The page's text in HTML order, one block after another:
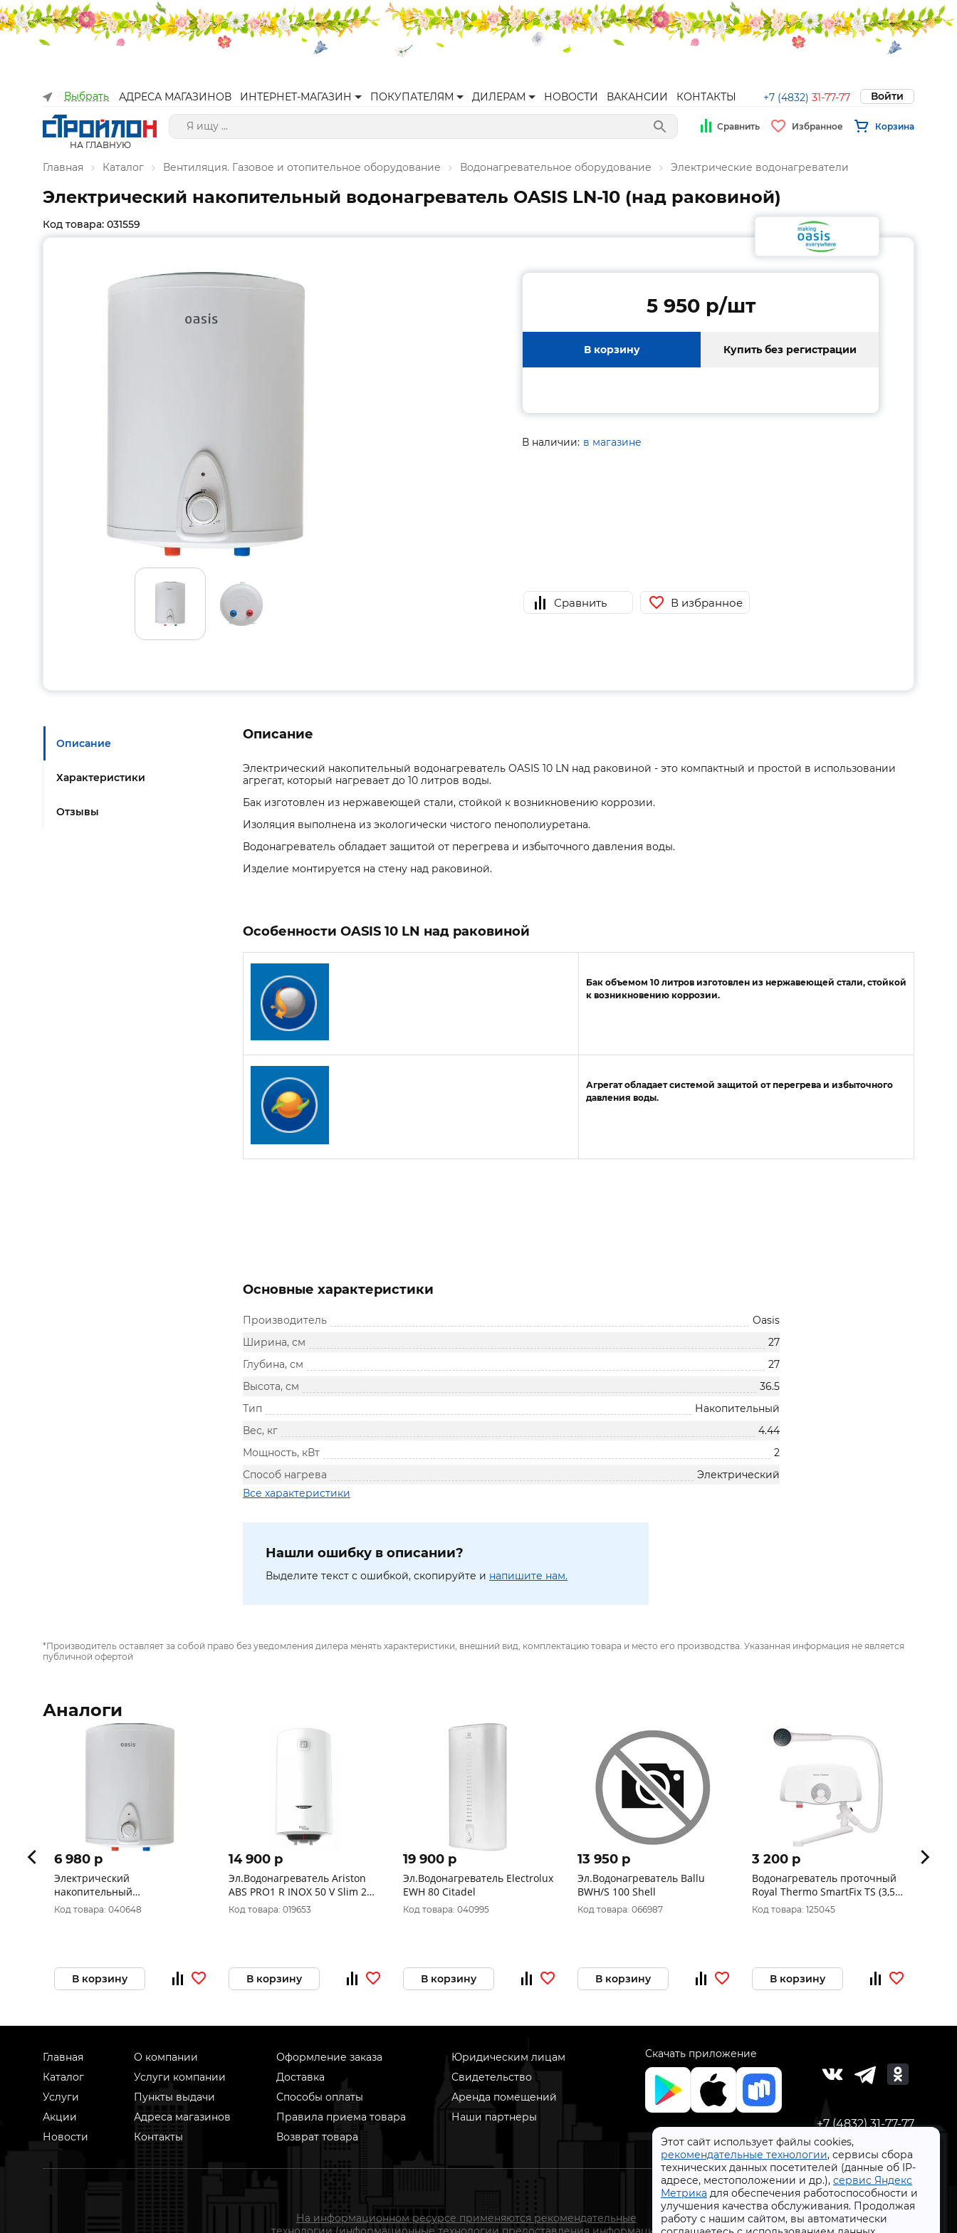
Выбрать АДРЕСА МАГАЗИНОВ ИНТЕРНЕТ-МАГАЗИН ПОКУПАТЕЛЯМ ДИЛЕРАМ НОВОСТИ ВАКАНСИИ КОНТАКТЫ +7 (4832) 31-77-77 Войти
НА ГЛАВНУЮ
Сравнить Избранное Корзина
Главная Каталог Вентиляция. Газовое и отопительное оборудование Водонагревательное оборудование Электрические водонагреватели
Этот сайт использует файлы cookies,
рекомендательные технологии, сервисы сбора
технических данных посетителей (данные об IP-
адресе, местоположении и др.), сервис Яндекс
Метрика для обеспечения работоспособности и
улучшения качества обслуживания. Продолжая
работу с нашим сайтом, вы автоматически
Электрический накопительный водонагреватель OASIS LN-10 (над раковиной)
Код товара: 031559
5 950 p/шт
В корзину Купить без регистрации
В наличии: в магазине
Сравнить В избранное
Описание
Характеристики
Отзывы
Описание
Электрический накопительный водонагреватель OASIS 10 LN над раковиной - это компактный и простой в использовании
агрегат, который нагревает до 10 литров воды.
Бак изготовлен из нержавеющей стали, стойкой к возникновению коррозии.
Изоляция выполнена из экологически чистого пенополиуретана.
Водонагреватель обладает защитой от перегрева и избыточного давления воды.
Изделие монтируется на стену над раковиной.
Особенности OASIS 10 LN над раковиной
Бак объемом 10 литров изготовлен из нержавеющей стали, стойкой
к возникновению коррозии.
Агрегат обладает системой защитой от перегрева и избыточного
давления воды.
Основные характеристики
Производитель
Oasis
Ширина, см
27
Глубина, см
27
Высота, см
36.5
Тип
Накопительный
Вес, кг
4.44
Мощность, кВт
2
Способ нагрева
Электрический
Все характеристики
Нашли ошибку в описании?
Выделите текст с ошибкой, скопируйте и напишите нам.
*Производитель оставляет за собой право без уведомления дилера менять характеристики, внешний вид, комплектацию товара и место его производства. Указанная информация не является
публичной офертой
Аналоги
6 980 p
Электрический
накопительный
водонагреватель OASIS LN-15
(над раковиной)
Код товара: 040648
В корзину
14 900 p
Эл.Водонагреватель Ariston
ABS PRO1 R INOX 50 V Slim 2K
3700649
Код товара: 019653
В корзину
19 900 p
Эл.Водонагреватель Еlectrolux
EWH 80 Citadel
Код товара: 040995
В корзину
13 950 p
Эл.Водонагреватель Ballu
BWH/S 100 Shell
Код товара: 066987
В корзину
3 200 p
Водонагреватель проточный
Royal Thermo SmartFix TS (3,5
kW) - кран+душ
Код товара: 125045
В корзину
23
Главная
Каталог
Услуги
Акции
Новости
О компании
Услуги компании
Пункты выдачи
Адреса магазинов
Контакты
Оформление заказа
Доставка
Способы оплаты
Правила приема товара
Возврат товара
Юридическим лицам
Свидетельство
Аренда помещений
Наши партнеры
Скачать приложение
+7 (4832) 31-77-77
На информационном ресурсе применяются рекомендательные
СтройлоН 1998-2026 г.